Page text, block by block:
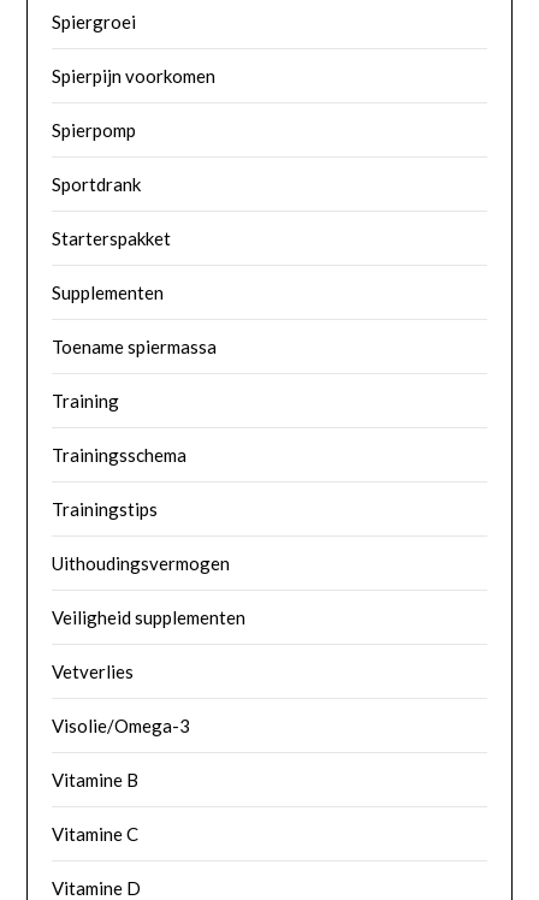
Spiergroei
Spierpijn voorkomen
Spierpomp
Sportdrank
Starterspakket
Supplementen
Toename spiermassa
Training
Trainingsschema
Trainingstips
Uithoudingsvermogen
Veiligheid supplementen
Vetverlies
Visolie/Omega-3
Vitamine B
Vitamine C
Vitamine D